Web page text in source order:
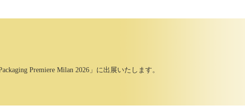
Premiere Milan 2026」に出展いたします。